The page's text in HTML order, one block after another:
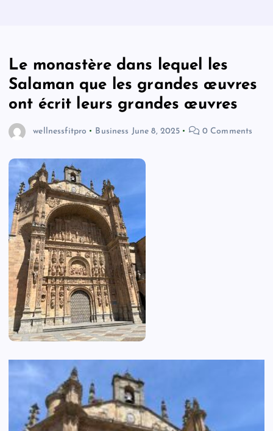
Le monastère dans lequel les
Salaman que les grandes œuvres
ont écrit leurs grandes œuvres
wellnessfitpro Business June 8, 2025 0 Comments